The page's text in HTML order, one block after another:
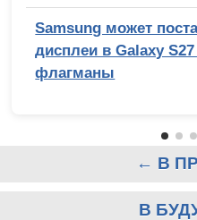
Samsung может
дисплеи в Galaxy
флагманы
← В
В